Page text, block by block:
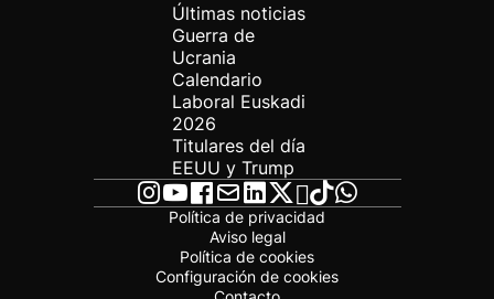
Últimas noticias
Guerra de
Ucrania
Calendario
Laboral Euskadi
2026
Titulares del día
EEUU y Trump
Política de privacidad
Aviso legal
Política de cookies
Configuración de cookies